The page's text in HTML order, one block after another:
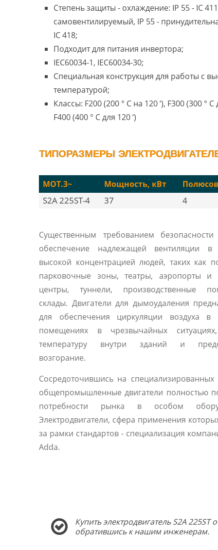
Степень защиты - охлаждение: IP 55 - IC 411
самовентилируемый, IP 55 -
IC 418;
Подходит для питания инвертора;
IEC60034-1, IEC60034-30;
Специальная конструкция для работы с
температурой;
Классы: F200 (200 ° C на 120 ‘), F300 (300 ° C
F400 (400 ° C для 120 ‘)
ТИПОРАЗМЕРЫ
MOT.3~ Мощность, кВт Полюсов
S2A 225ST-4 37 4
Существенным требованием безопасности
обеспечение надлежащей вентиляции
высокой концентрацией людей, таких как
парковочные зоны, театры, аэропорты и
центры, туннели, производственные
склады. Двигатели для дымоудаления
для обеспечения циркуляции воздуха в
помещениях в чрезвычайных
температуру внутри зданий и
возгорание.
Сосредоточившись на специализированных
общепромышленные двигатели полностью
потребности рынка в особом
Электродвигатели, сфера применения
за рамки стандартов - специализация
Adda.
Купить электродвигатель S2A
обратившись к нашим инженерам.